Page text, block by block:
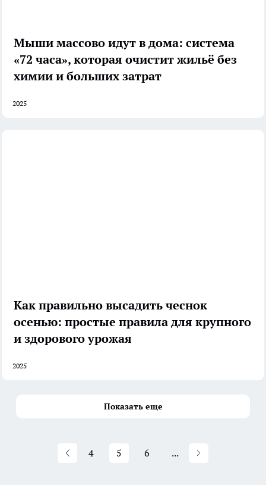
Мыши массово идут в дома: система
«72 часа», которая очистит жильё без
химии и больших затрат
2025
Как правильно высадить чеснок
осенью: простые правила для крупного
и здорового урожая
2025
Показать еще
4 5 6 ...